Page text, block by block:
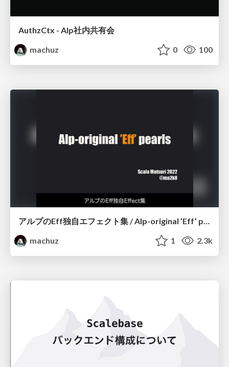
AuthzCtx - Alp社内共有会
machuz
0 100
アルプのEff独自エフェクト集 / Alp-original ’Eff’ pearls
machuz
1 2.3k